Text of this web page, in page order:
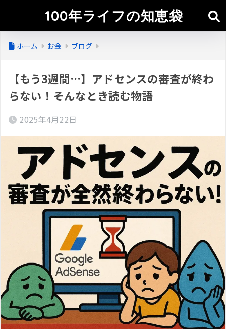
100年ライフの知恵袋
ホーム お金 ブログ
【もう3週間…】アドセンスの審査が終わ
らない！そんなとき読む物語
2025年4月22日